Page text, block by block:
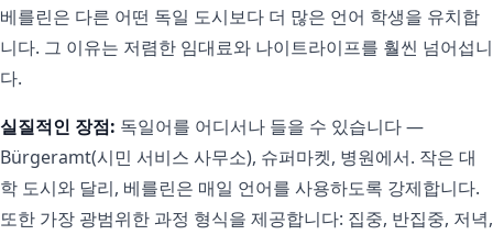
베를린은 다른 어떤 독일 도시보다 더 많은 언어 학생을 유치합
니다. 그 이유는 저렴한 임대료와 나이트라이프를 훨씬 넘어섭니
다.
실질적인 장점: 독일어를 어디서나 들을 수 있습니다 —
Bürgeramt(시민 서비스 사무소), 슈퍼마켓, 병원에서. 작은 대
학 도시와 달리, 베를린은 매일 언어를 사용하도록 강제합니다.
또한 가장 광범위한 과정 형식을 제공합니다: 집중, 반집중, 저녁,